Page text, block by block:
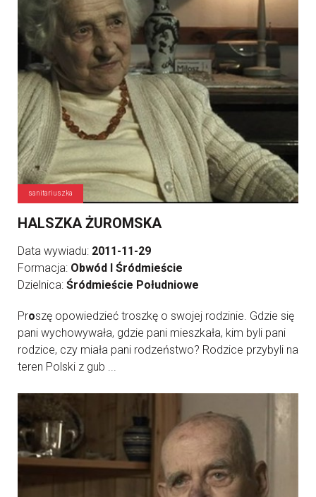
sanitariuszka
HALSZKA ŻUROMSKA
Data wywiadu: 2011-11-29
Formacja: Obwód I Śródmieście
Dzielnica: Śródmieście Południowe
Proszę opowiedzieć troszkę o swojej rodzinie. Gdzie się
pani wychowywała, gdzie pani mieszkała, kim byli pani
rodzice, czy miała pani rodzeństwo? Rodzice przybyli na
teren Polski z gub ...